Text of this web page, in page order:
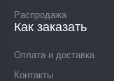
Распродажа
Как заказать
Оплата и доставка
Контакты